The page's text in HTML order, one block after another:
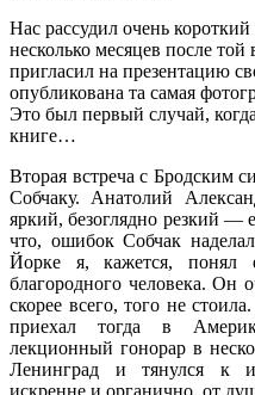
Нас рассудил очень
несколько месяцев после
пригласил на презентацию
опубликована та самая
Это был первый случай,
книге…
Вторая встреча с Бродским
Собчаку. Анатолий
яркий, безоглядно резкий
что, ошибок Собчак
Йорке я, кажется, понял
благородного человека. Он
скорее всего, того не
приехал тогда в
лекционный гонорар в
Ленинград и тянулся к